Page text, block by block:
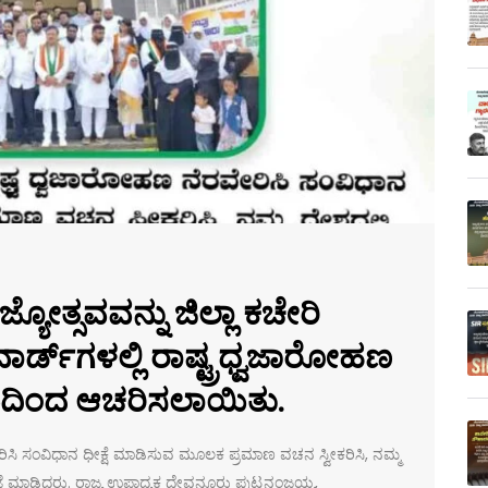
ಜಿಲ್ಲಾ ಕಚೇರಿ
ರಾಷ್ಟ್ರಧ್ವಜಾರೋಹಣ
ಆಚರಿಸಲಾಯಿತು.
ಸಂವಿಧಾನ ಧೀಕ್ಷೆ ಮಾಡಿಸುವ ಮೂಲಕ ಪ್ರಮಾಣ ವಚನ ಸ್ವೀಕರಿಸಿ, ನಮ್ಮ
ರಾಜ್ಯ ಉಪಾಧ್ಯಕ್ಷ ದೇವನೂರು ಪುಟ್ಟನಂಜಯ್ಯ,